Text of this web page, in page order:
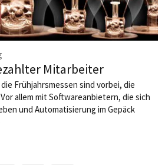
Mitarbeiter
Frühjahrsmessen sind vorbei, die
allem mit Softwareanbietern, die sich
und Automatisierung im Gepäck